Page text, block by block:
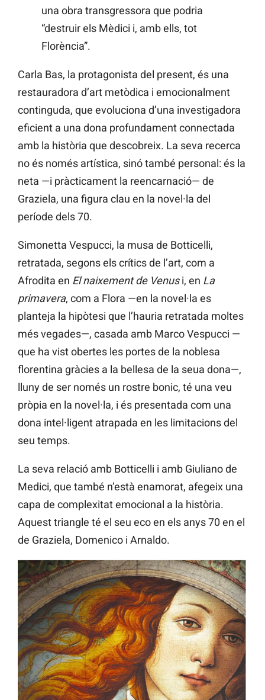
una obra transgressora que podria
“destruir els Mèdici i, amb ells, tot
Florència”.
Carla Bas, la protagonista del present, és una
restauradora d’art metòdica i emocionalment
continguda, que evoluciona d’una investigadora
eficient a una dona profundament connectada
amb la història que descobreix. La seva recerca
no és només artística, sinó també personal: és la
neta —i pràcticament la reencarnació— de
Graziela, una figura clau en la novel·la del
període dels 70.
Simonetta Vespucci, la musa de Botticelli,
retratada, segons els crítics de l’art, com a
Afrodita en El naixement de Venusi, en La
primavera, com a Flora —en la novel·la es
planteja la hipòtesi que l’hauria retratada moltes
més vegades—, casada amb Marco Vespucci —
que ha vist obertes les portes de la noblesa
florentina gràcies a la bellesa de la seua dona—,
lluny de ser només un rostre bonic, té una veu
pròpia en la novel·la, i és presentada com una
dona intel·ligent atrapada en les limitacions del
seu temps.
La seva relació amb Botticelli i amb Giuliano de
Medici, que també n’està enamorat, afegeix una
capa de complexitat emocional a la història.
Aquest triangle té el seu eco en els anys 70 en el
de Graziela, Domenico i Arnaldo.